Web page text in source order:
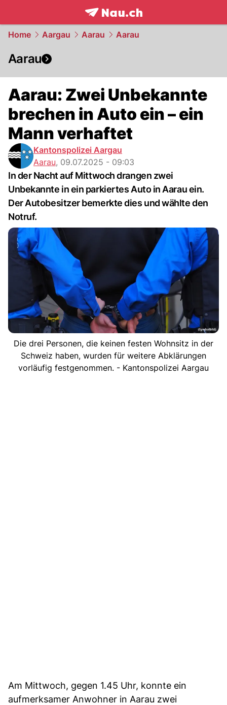
frontpage.NAU.ch
Home Aargau Aarau Aarau
Aarau
Aarau: Zwei Unbekannte
brechen in Auto ein – ein
Mann verhaftet
Kantonspolizei Aargau
Aarau, 09.07.2025 - 09:03
In der Nacht auf Mittwoch drangen zwei
Unbekannte in ein parkiertes Auto in Aarau ein.
Der Autobesitzer bemerkte dies und wählte den
Notruf.
Die drei Personen, die keinen festen Wohnsitz in der
Schweiz haben, wurden für weitere Abklärungen
vorläufig festgenommen. - Kantonspolizei Aargau
Am Mittwoch, gegen 1.45 Uhr, konnte ein
aufmerksamer Anwohner in Aarau zwei